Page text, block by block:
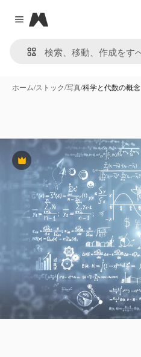
Close menu
Magnific
ホーム/ストック/写真/科学と代数の概念
Premium